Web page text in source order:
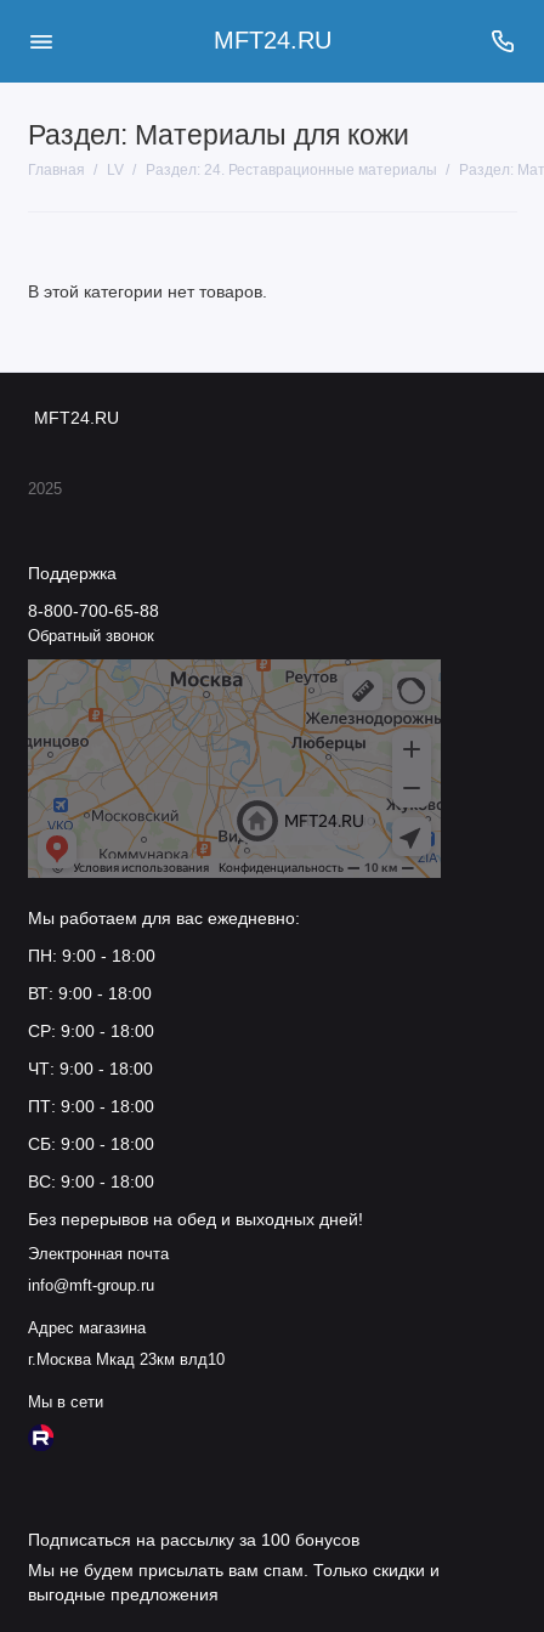
MFT24.RU
Раздел: Материалы для кожи
Главная LV Раздел: 24. Реставрационные материалы Раздел:
В этой категории нет товаров.
MFT24.RU
2025
Поддержка
8-800-700-65-88
Обратный звонок
Мы работаем для вас ежедневно:
ПН: 9:00 - 18:00
ВТ: 9:00 - 18:00
СР: 9:00 - 18:00
ЧТ: 9:00 - 18:00
ПТ: 9:00 - 18:00
СБ: 9:00 - 18:00
ВС: 9:00 - 18:00
Без перерывов на обед и выходных дней!
Электронная почта
info@mft-group.ru
Адрес магазина
г.Москва Мкад 23км влд10
Мы в сети
Подписаться на рассылку за 100 бонусов
Мы не будем присылать вам спам. Только скидки и
выгодные предложения